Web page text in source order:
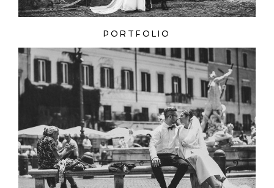
PORTFOLIO